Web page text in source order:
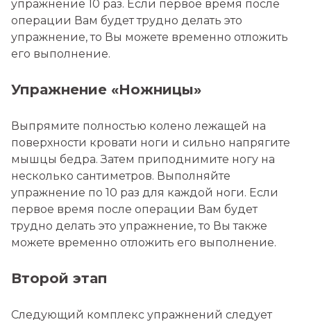
упражнение 10 раз. Если первое время после
операции Вам будет трудно делать это
упражнение, то Вы можете временно отложить
его выполнение.
Упражнение «Ножницы»
Выпрямите полностью колено лежащей на
поверхности кровати ноги и сильно напрягите
мышцы бедра. Затем приподнимите ногу на
несколько сантиметров. Выполняйте
упражнение по 10 раз для каждой ноги. Если
первое время после операции Вам будет
трудно делать это упражнение, то Вы также
можете временно отложить его выполнение.
Второй этап
Следующий комплекс упражнений следует